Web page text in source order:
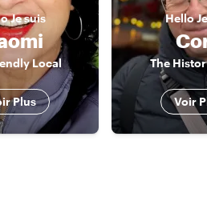
Je suis
Local
Plus
Hello
The
Voir